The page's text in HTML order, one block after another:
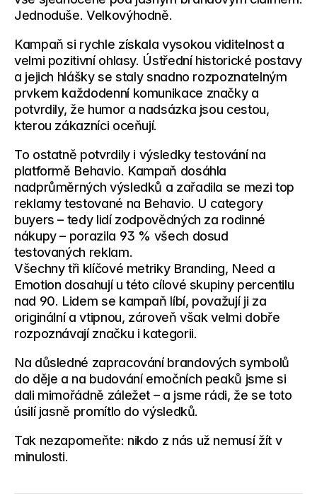
Jednoduše. Velkovýhodně.
Kampaň si rychle získala vysokou viditelnost a
velmi pozitivní ohlasy. Ústřední historické postavy
a jejich hlášky se staly snadno rozpoznatelným
prvkem každodenní komunikace značky a
potvrdily, že humor a nadsázka jsou cestou,
kterou zákazníci oceňují.
To ostatně potvrdily i výsledky testování na
nadprůměrných výsledků a zařadila se mezi top
reklamy testované na Behavio. U category
buyers – tedy lidí zodpovědných za rodinné
nákupy – porazila 93 % všech dosud
testovaných reklam.
Všechny tři klíčové metriky Branding, Need a
Emotion dosahují u této cílové skupiny percentilu
nad 90. Lidem se kampaň líbí, považují ji za
originální a vtipnou, zároveň však velmi dobře
rozpoznávají značku i kategorii.
Na důsledné zapracování brandových symbolů
do děje a na budování emočních peaků jsme si
dali mimořádně záležet – a jsme rádi, že se toto
úsilí jasně promítlo do výsledků.
Tak nezapomeňte: nikdo z nás už nemusí žít v
minulosti.